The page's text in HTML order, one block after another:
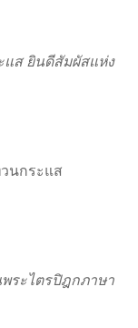
ส ยินดีสัมผัสแห่ง
นกระแส
พระไตรปิฎกภาษา